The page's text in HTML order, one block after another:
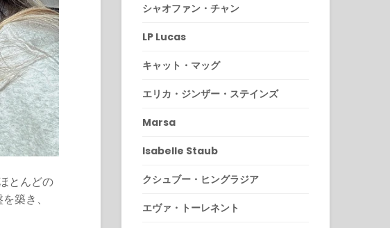
とんどの
築き、
シャオファン・チャン
LP Lucas
キャット・マッグ
エリカ・ジンザー・ステインズ
Marsa
Isabelle Staub
クシュブー・ヒングラジア
エヴァ・トーレネント